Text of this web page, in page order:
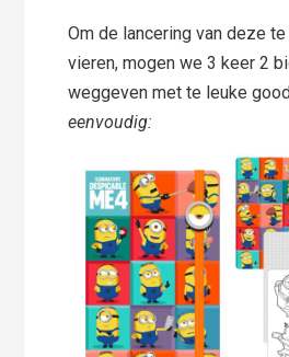
Om de lancering van deze
vieren, mogen we 3 keer 2
weggeven met te leuke
eenvoudig: